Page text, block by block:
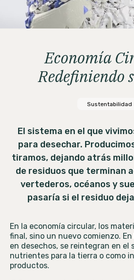
Economía
Redefiniendo
Sustentabilidad
El sistema en el que
para desechar.
tiramos, dejando atrás
de residuos que terminan
vertederos, océanos y
pasaría si el residuo
En la economía circular, los
final, sino un nuevo comienzo.
en desechos, se reintegran en el
nutrientes para la tierra o como
productos.